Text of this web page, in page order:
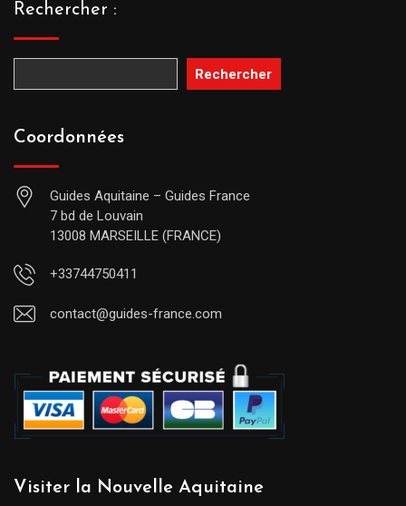
Rechercher :
Rechercher
Coordonnées
Guides Aquitaine – Guides France
7 bd de Louvain
13008 MARSEILLE (FRANCE)
+33744750411
contact@guides-france.com
Visiter la Nouvelle Aquitaine